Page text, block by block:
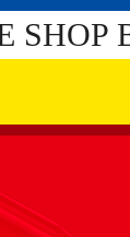
SHOP